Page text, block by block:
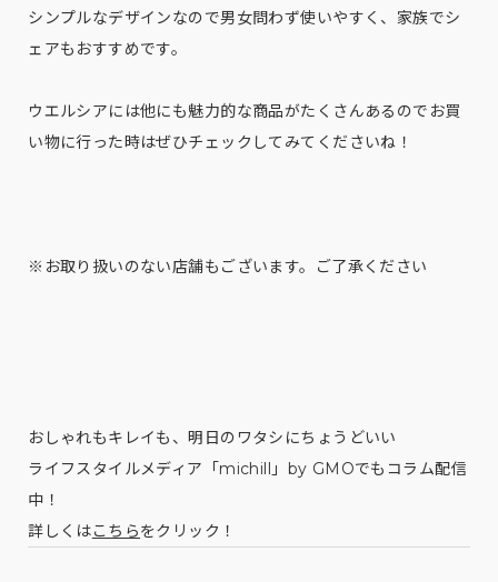
シンプルなデザインなので男女問わず使いやすく、家族でシ
ェアもおすすめです。
ウエルシアには他にも魅力的な商品がたくさんあるのでお買
い物に行った時はぜひチェックしてみてくださいね！
※お取り扱いのない店舗もございます。ご了承ください
おしゃれもキレイも、明日のワタシにちょうどいい
ライフスタイルメディア「michill」by GMOでもコラム配信
中！
詳しくはこちらをクリック！